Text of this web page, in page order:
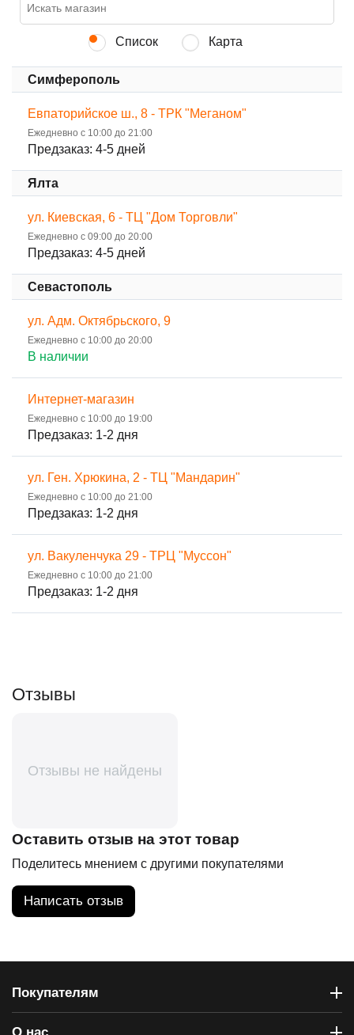
Список Карта
Симферополь
Евпаторийское ш., 8 - ТРК "Меганом"
Ежедневно с 10:00 до 21:00
Предзаказ: 4-5 дней
Ялта
ул. Киевская, 6 - ТЦ "Дом Торговли"
Ежедневно с 09:00 до 20:00
Предзаказ: 4-5 дней
Севастополь
ул. Адм. Октябрьского, 9
Ежедневно с 10:00 до 20:00
В наличии
Интернет-магазин
Ежедневно с 10:00 до 19:00
Предзаказ: 1-2 дня
ул. Ген. Хрюкина, 2 - ТЦ "Мандарин"
Ежедневно с 10:00 до 21:00
Предзаказ: 1-2 дня
ул. Вакуленчука 29 - ТРЦ "Муссон"
Ежедневно с 10:00 до 21:00
Предзаказ: 1-2 дня
Отзывы
Отзывы не найдены
Оставить отзыв на этот товар
Поделитесь мнением с другими покупателями
Написать отзыв
Покупателям
О нас